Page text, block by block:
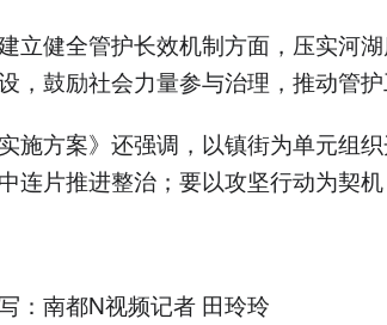
立健全管护长效机制方面，压实河
，鼓励社会力量参与治理，推动管护
实施方案》还强调，以镇街为单元组
连片推进整治；要以攻坚行动为契
：南都N视频记者 田玲玲